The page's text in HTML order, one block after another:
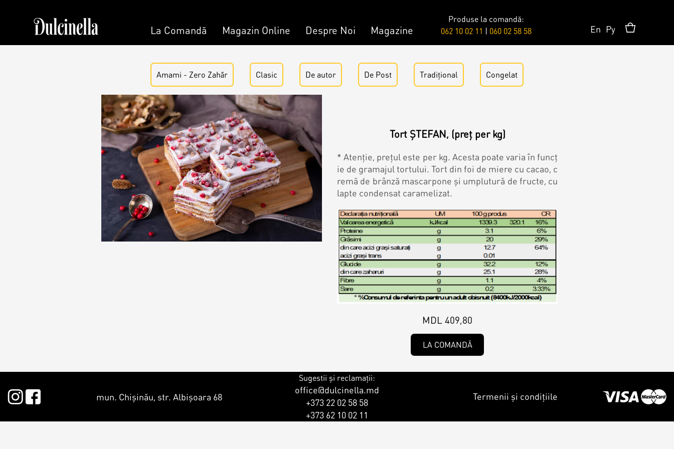
La Comandă
La Comandă
Tort la Comandă
Bento cake
Colaci
Umpluturi
Candy Bar
Magazin Online
Patisserie & Cofetărie Amami - Zero Zahǎr
Torturi
Prăjituri
Bomboane
Lumânări
Despre Noi Magazine
Produse la comandă:
062 10 02 11 | 060 02 58 58 En Ру
Amami - Zero Zahǎr Clasic De аutor De Post Tradițional Congelat
Tort ȘTEFAN, (preț per kg)
* Atenție, prețul este per kg. Acesta poate varia în funcț
ie de gramajul tortului. Tort din foi de miere cu cacao, c
remă de brânză mascarpone și umplutură de fructe, cu
lapte condensat caramelizat.
MDL 409,80
LA COMANDĂ
mun. Chișinău, str. Albișoara 68
Sugestii și reclamații:
office@dulcinella.md
+373 22 02 58 58
+373 62 10 02 11
Termenii și condițiile